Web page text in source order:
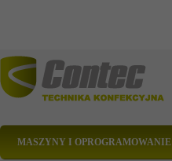
MASZYNY I OPROGRAMOWANIE